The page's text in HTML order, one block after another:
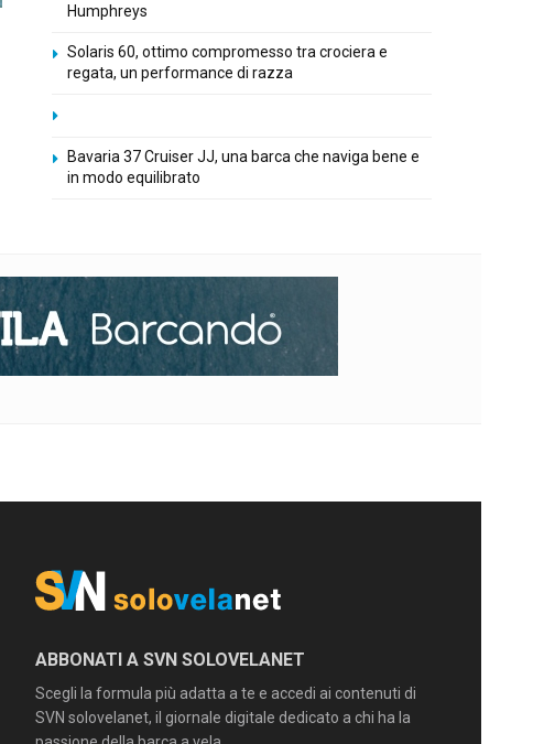
Humphreys
Solaris 60, ottimo compromesso tra crociera e
regata, un performance di razza
Bavaria 37 Cruiser JJ, una barca che naviga bene e
in modo equilibrato
ABBONATI A SVN SOLOVELANET
Scegli la formula più adatta a te e accedi ai contenuti di
SVN solovelanet, il giornale digitale dedicato a chi ha la